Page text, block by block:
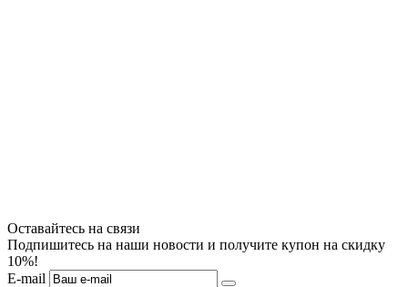
Оставайтесь на связи
Подпишитесь на наши новости и получите купон на скидку
10%!
E-mail